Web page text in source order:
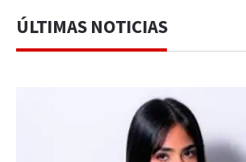
ÚLTIMAS NOTICIAS